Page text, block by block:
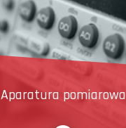
Aparatura pomiarowa